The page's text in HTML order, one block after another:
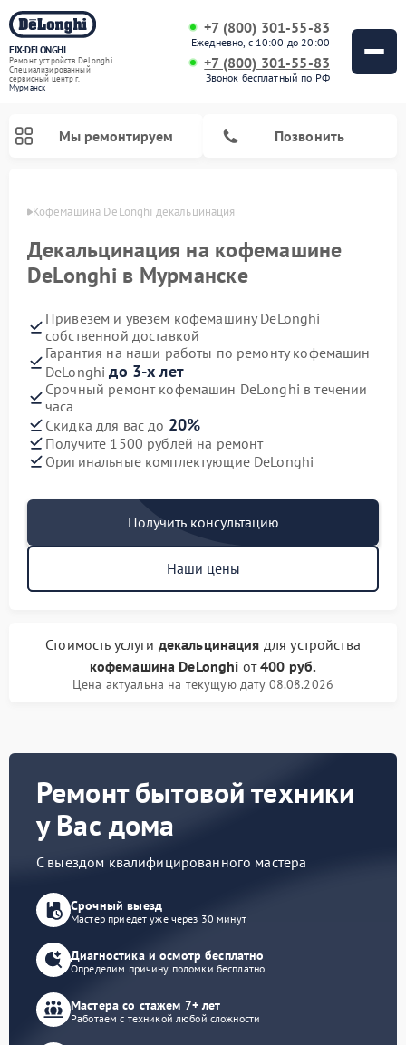
FIX-DELONGHI
Ремонт устройств DeLonghi
Специализированный
cервисный центр г.
Мурманск
+7 (800) 301-55-83
Ежедневно, с 10:00 до 20:00
+7 (800) 301-55-83
Звонок бесплатный по РФ
Мы ремонтируем Позвонить
Кофемашина DeLonghi декальцинация
Декальцинация на кофемашине
DeLonghi в Мурманске
Привезем и увезем кофемашину DeLonghi
собственной доставкой
Гарантия на наши работы по ремонту кофемашин
DeLonghiдо 3-х лет
Срочный ремонт кофемашин DeLonghi в течении
часа
Скидка для вас до 20%
Получите 1500 рублей на ремонт
Оригинальные комплектующие DeLonghi
Получить консультацию
Наши цены
Стоимость услуги декальцинация для устройства
кофемашина DeLonghi от400 руб.
Цена актуальна на текущую дату 08.08.2026
Ремонт бытовой техники
у Вас дома
С выездом квалифицированного мастера
Срочный выезд
Мастер приедет уже через 30 минут
Диагностика и осмотр бесплатно
Определим причину поломки бесплатно
Мастера со стажем 7+ лет
Работаем с техникой любой сложности